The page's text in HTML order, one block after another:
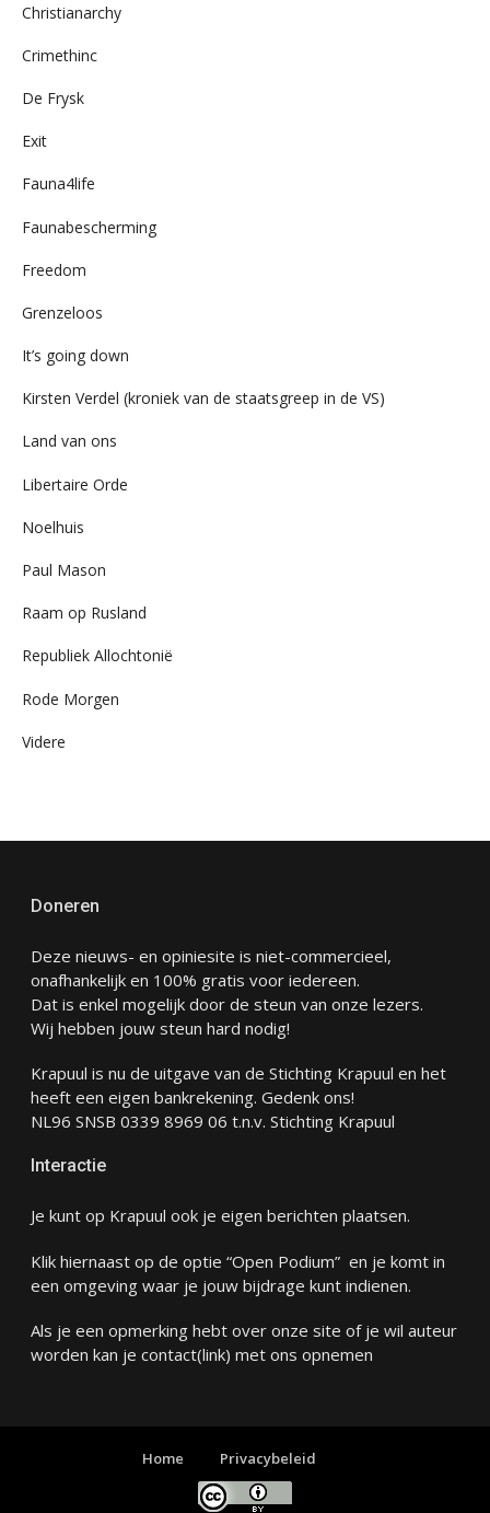
Christianarchy
Crimethinc
De Frysk
Exit
Fauna4life
Faunabescherming
Freedom
Grenzeloos
It’s going down
Kirsten Verdel (kroniek van de staatsgreep in de VS)
Land van ons
Libertaire Orde
Noelhuis
Paul Mason
Raam op Rusland
Republiek Allochtonië
Rode Morgen
Videre
Doneren
Deze nieuws- en opiniesite is niet-commercieel,
onafhankelijk en 100% gratis voor iedereen.
Dat is enkel mogelijk door de steun van onze lezers.
Wij hebben jouw steun hard nodig!
Krapuul is nu de uitgave van de Stichting Krapuul en het
heeft een eigen bankrekening. Gedenk ons!
NL96 SNSB 0339 8969 06 t.n.v. Stichting Krapuul
Interactie
Je kunt op Krapuul ook je eigen berichten plaatsen.
Klik hiernaast op de optie “Open Podium” en je komt in
een omgeving waar je jouw bijdrage kunt indienen.
Als je een opmerking hebt over onze site of je wil auteur
worden kan je contact(link) met ons opnemen
Home Privacybeleid